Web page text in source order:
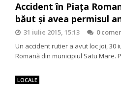
Accident în Piața
băut și avea permisul
31 iulie 2015, 15:13
0
Un accident rutier a avut loc joi, 30
Romană din municipiul Satu Mare.
LOCALE